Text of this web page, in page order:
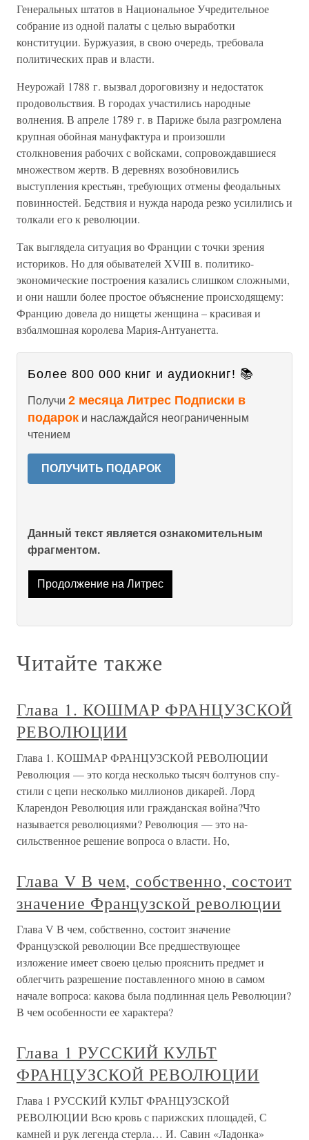
Генеральных штатов в Национальное Учредительное
собрание из одной палаты с целью выработки
конституции. Буржуазия, в свою очередь, требовала
политических прав и власти.
Неурожай 1788 г. вызвал дороговизну и недостаток
продовольствия. В городах участились народные
волнения. В апреле 1789 г. в Париже была разгромлена
крупная обойная мануфактура и произошли
столкновения рабочих с войсками, сопровождавшиеся
множеством жертв. В деревнях возобновились
выступления крестьян, требующих отмены феодальных
повинностей. Бедствия и нужда народа резко усилились и
толкали его к революции.
Так выглядела ситуация во Франции с точки зрения
историков. Но для обывателей XVIII в. политико-
экономические построения казались слишком сложными,
и они нашли более простое объяснение происходящему:
Францию довела до нищеты женщина – красивая и
взбалмошная королева Мария-Антуанетта.
Более 800 000 книг и аудиокниг! 📚
Получи 2 месяца Литрес Подписки в
подарок и наслаждайся неограниченным
чтением
ПОЛУЧИТЬ ПОДАРОК
Данный текст является ознакомительным
фрагментом.
Продолжение на Литрес
Читайте также
Глава 1. КОШМАР ФРАНЦУЗСКОЙ
РЕВОЛЮЦИИ
Глава 1. КОШМАР ФРАНЦУЗСКОЙ РЕВОЛЮЦИИ
Революция — это когда несколько тысяч болтунов спу­
стили с цепи несколько миллионов дикарей. Лорд
Кларендон Революция или гражданская война?Что
называется революциями? Революция — это на­
сильственное решение вопроса о власти. Но,
Глава V В чем, собственно, состоит
значение Французской революции
Глава V В чем, собственно, состоит значение
Французской революции Все предшествующее
изложение имеет своею целью прояснить предмет и
облегчить разрешение поставленного мною в самом
начале вопроса: какова была подлинная цель Революции?
В чем особенности ее характера?
Глава 1 РУССКИЙ КУЛЬТ
ФРАНЦУЗСКОЙ РЕВОЛЮЦИИ
Глава 1 РУССКИЙ КУЛЬТ ФРАНЦУЗСКОЙ
РЕВОЛЮЦИИ Всю кровь с парижских площадей, С
камней и рук легенда стерла… И. Савин «Ладонка»